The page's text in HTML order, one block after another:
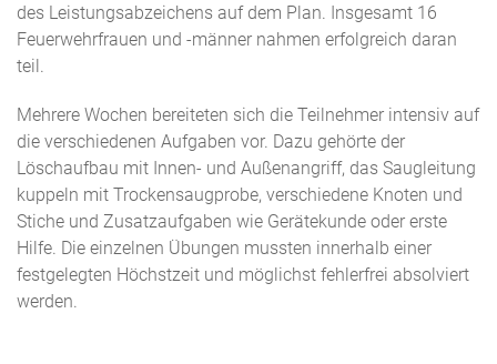
des Leistungsabzeichens auf dem Plan. Insgesamt 16
Feuerwehrfrauen und -männer nahmen erfolgreich daran
teil.
Mehrere Wochen bereiteten sich die Teilnehmer intensiv auf
die verschiedenen Aufgaben vor. Dazu gehörte der
Löschaufbau mit Innen- und Außenangriff, das Saugleitung
kuppeln mit Trockensaugprobe, verschiedene Knoten und
Stiche und Zusatzaufgaben wie Gerätekunde oder erste
Hilfe. Die einzelnen Übungen mussten innerhalb einer
festgelegten Höchstzeit und möglichst fehlerfrei absolviert
werden.